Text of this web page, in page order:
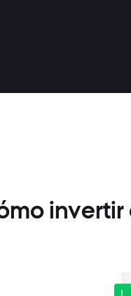
invertir